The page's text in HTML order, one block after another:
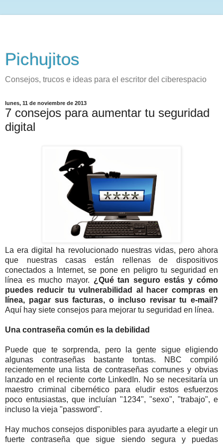
Pichujitos
Consejos, trucos e ideas para el escritor del ciberespacio
lunes, 11 de noviembre de 2013
7 consejos para aumentar tu seguridad
digital
La era digital ha revolucionado nuestras vidas, pero ahora
que nuestras casas están rellenas de dispositivos
conectados a Internet, se pone en peligro tu seguridad en
línea es mucho mayor. ¿Qué tan seguro estás y cómo
puedes reducir tu vulnerabilidad al hacer compras en
línea, pagar sus facturas, o incluso revisar tu e-mail?
Aquí hay siete consejos para mejorar tu seguridad en línea.
Una contraseña común es la debilidad
Puede que te sorprenda, pero la gente sigue eligiendo
algunas contraseñas bastante tontas. NBC compiló
recientemente una lista de contraseñas comunes y obvias
lanzado en el reciente corte LinkedIn. No se necesitaría un
maestro criminal cibernético para eludir estos esfuerzos
poco entusiastas, que incluían "1234", "sexo", "trabajo", e
incluso la vieja "password".
Hay muchos consejos disponibles para ayudarte a elegir un
fuerte contraseña que sigue siendo segura y puedas